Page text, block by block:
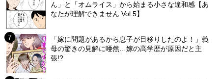
ん」と「オムライス」から始まる小さな違和感【あ
なたが理解できません Vol.5】
「嫁に問題があるから息子が目移りしたのよ！」義
母の驚きの見解に唖然…嫁の高学歴が原因だと主
張!?